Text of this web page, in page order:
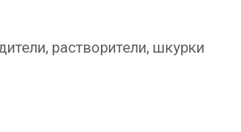
растворители, шкурки